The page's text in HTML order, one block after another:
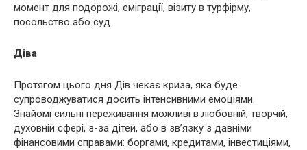
момент для подорожі, еміграції, візиту в турфірму,
посольство або суд.
Діва
Протягом цього дня Дів чекає криза, яка буде
супроводжуватися досить інтенсивними емоціями.
Знайомі сильні переживання можливі в любовній, творчій,
духовній сфері, з-за дітей, або в зв’язку з давніми
фінансовими справами: боргами, кредитами, інвестиціями,